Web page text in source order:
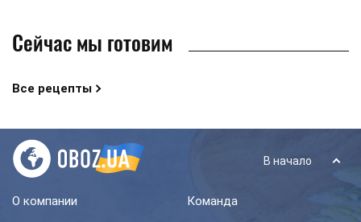
Сейчас мы готовим
Все рецепты
В начало
О компании Команда